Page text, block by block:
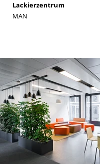
Lackierzentrum
MAN